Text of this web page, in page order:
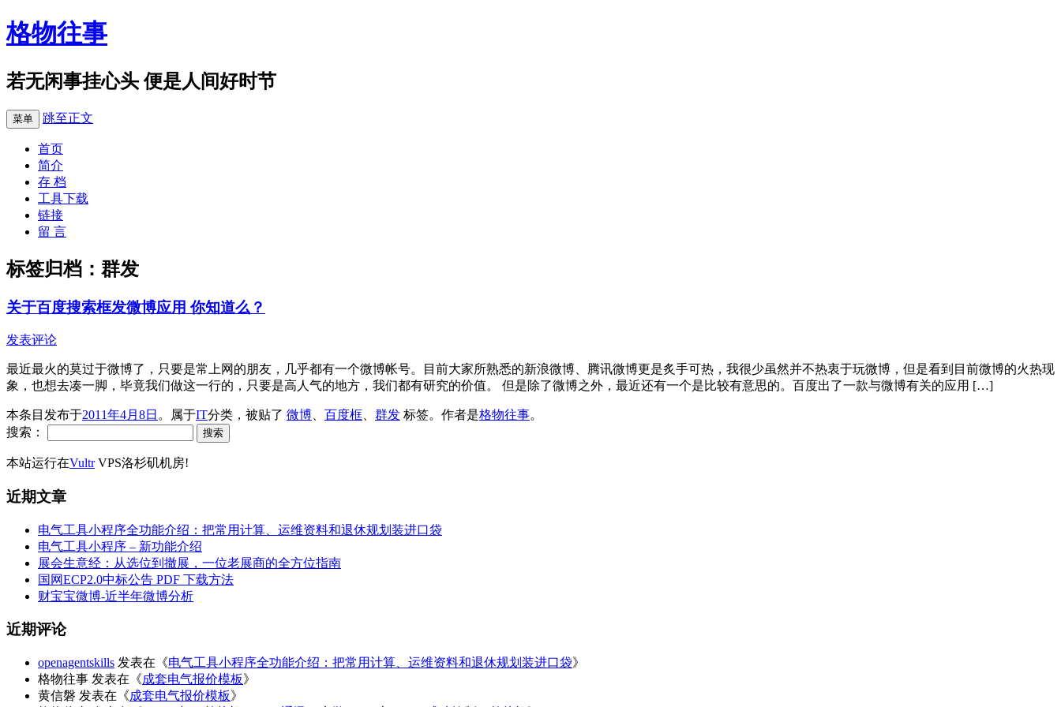
格物往事
若无闲事挂心头 便是人间好时节
菜单 跳至正文
首页
简介
存 档
工具下载
链接
留 言
标签归档： 群发
关于百度搜索框发微博应用 你知道么？
发表评论
最近最火的莫过于微博了，只要是常上网的朋友，几乎都有一个微博帐号。目前大家所熟悉的新浪微博、腾讯微博更是炙手可热，我很少虽然并不热衷于玩微博，但是看到目前微博的火热现
象，也想去凑一脚，毕竟我们做这一行的，只要是高人气的地方，我们都有研究的价值。 但是除了微博之外，最近还有一个是比较有意思的。百度出了一款与微博有关的应用 […]
本条目发布于2011年4月8日 。属于IT分类，被贴了 微博 百度框 群发 标签。 作者是格物往事。
搜索：
本站运行在VultrVPS洛杉矶机房!
近期文章
电气工具小程序全功能介绍：把常用计算、运维资料和退休规划装进口袋
电气工具小程序 – 新功能介绍
展会生意经：从选位到撤展，一位老展商的全方位指南
国网ECP2.0中标公告 PDF 下载方法
财宝宝微博-近半年微博分析
近期评论
openagentskills 发表在《电气工具小程序全功能介绍：把常用计算、运维资料和退休规划装进口袋》
格物往事 发表在《成套电气报价模板》
黄信磐 发表在《成套电气报价模板》